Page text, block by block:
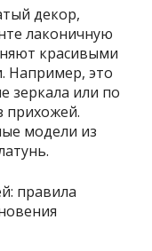
декор,
лаконичную
красивыми
Например, это
зеркала или по
прихожей.
модели из